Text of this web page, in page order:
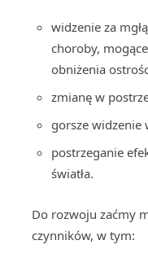
widzenie za
choroby,
obniżenia
zmianę w
gorsze widzenie
postrzeganie
światła.
Do rozwoju zaćmy
czynników, w tym: